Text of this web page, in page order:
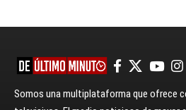
Somos una multiplataforma que ofrece